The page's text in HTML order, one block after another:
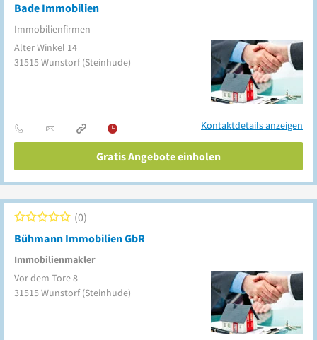
Bade Immobilien
Immobilienfirmen
Alter Winkel 14
31515Wunstorf (Steinhude)
Kontaktdetails anzeigen
Gratis Angebote einholen
Bühmann Immobilien GbR
Immobilienmakler
0
Vor dem Tore 8
31515Wunstorf (Steinhude)